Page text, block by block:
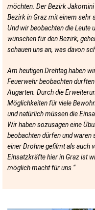
möchten. Der Bezirk
Bezirk in Graz mit einem sehr
Und wir beobachten die Leute
wünschen für den Bezirk,
schauen uns an, was davon
Am heutigen Drehtag haben
Feuerwehr beobachten
Augarten. Durch die
Möglichkeiten für viele
und natürlich müssen die
Wir haben sozusagen eine
beobachten dürfen und
einer Drohne gefilmt als auch
Einsatzkräfte hier in Graz ist
möglich macht für uns.“